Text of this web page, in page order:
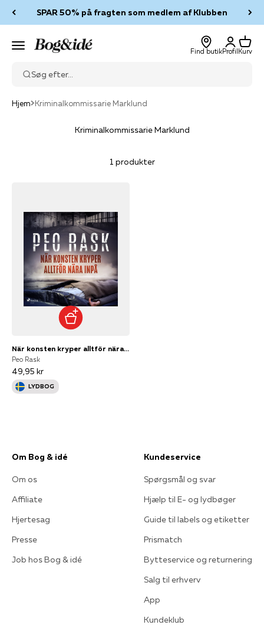
SPAR 50% på fragten som medlem af Klubben
Menu Bog & idé
Find butik
Log ind
Profil
Kurv
Kurv
Søg efter...
Hjem Kriminalkommissarie Marklund
Kriminalkommissarie Marklund
1 produkter
När konsten kryper alltför nära inpå
Peo Rask
49,95 kr
LYDBOG
Om Bog & idé
Om os
Affiliate
Hjertesag
Presse
Job hos Bog & idé
Kundeservice
Spørgsmål og svar
Hjælp til E- og lydbøger
Guide til labels og etiketter
Prismatch
Bytteservice og returnering
Salg til erhverv
App
Kundeklub